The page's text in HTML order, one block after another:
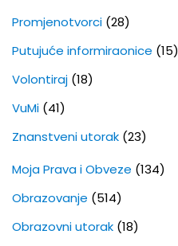
Promjenotvorci (28)
Putujuće informiraonice (15)
Volontiraj (18)
VuMi (41)
Znanstveni utorak (23)
Moja Prava i Obveze (134)
Obrazovanje (514)
Obrazovni utorak (18)